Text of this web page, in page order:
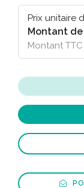
Prix unitaire
Montant
Montant TTC